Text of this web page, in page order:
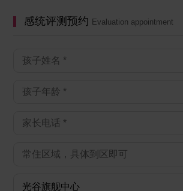
感统评测预约 Evaluation appointment